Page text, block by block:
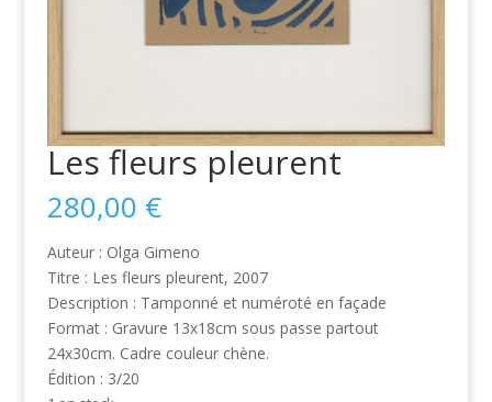
Les fleurs pleurent
280,00 €
Auteur : Olga Gimeno
Titre : Les fleurs pleurent, 2007
Description : Tamponné et numéroté en façade
Format : Gravure 13x18cm sous passe partout
24x30cm. Cadre couleur chène.
Édition : 3/20